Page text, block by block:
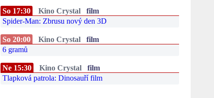
So 17:30 Kino Crystal
film
Spider-Man: Zbrusu nový den 3D
So 20:00 Kino Crystal
film
6 gramů
Ne 15:30 Kino Crystal
film
Tlapková patrola: Dinosauří film